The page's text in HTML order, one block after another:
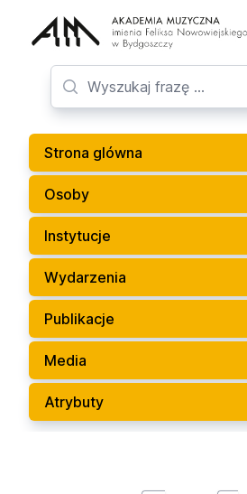
Strona glówna
Osoby
Instytucje
Wydarzenia
Publikacje
Media
Atrybuty